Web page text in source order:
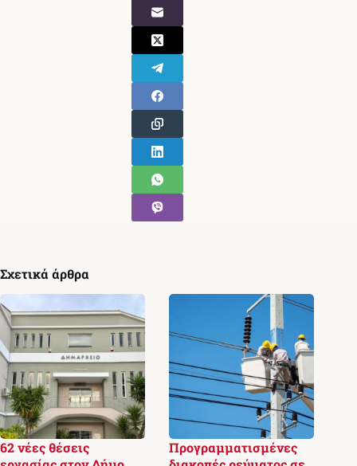
Σχετικά άρθρα
62 νέες θέσεις
Προγραμματισμένες